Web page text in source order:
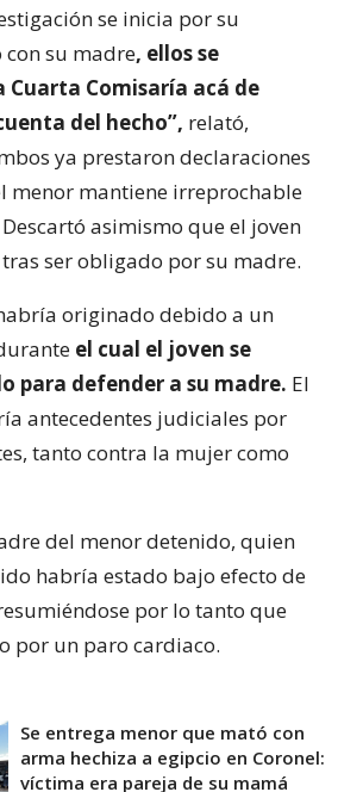
se inicia por su
su madre, ellos se
Cuarta Comisaría acá de
del hecho”, relató,
ya prestaron declaraciones
menor mantiene irreprochable
asimismo que el joven
ser obligado por su madre.
originado debido a un
el cual el joven se
para defender a su madre. El
antecedentes judiciales por
tanto contra la mujer como
del menor detenido, quien
habría estado bajo efecto de
por lo tanto que
por un paro cardiaco.
Se entrega menor que mató con
arma hechiza a egipcio en Coronel:
víctima era pareja de su mamá